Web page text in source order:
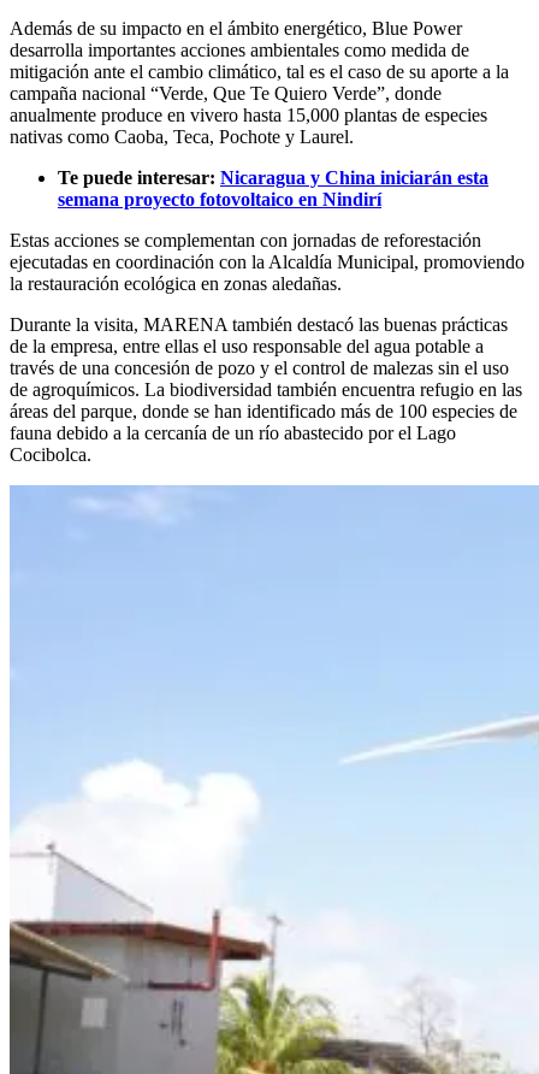
Además de su impacto en el ámbito energético, Blue Power
desarrolla importantes acciones ambientales como medida de
mitigación ante el cambio climático, tal es el caso de su aporte a la
campaña nacional “Verde, Que Te Quiero Verde”, donde
anualmente produce en vivero hasta 15,000 plantas de especies
nativas como Caoba, Teca, Pochote y Laurel.
Te puede interesar: Nicaragua y China iniciarán esta
semana proyecto fotovoltaico en Nindirí
Estas acciones se complementan con jornadas de reforestación
ejecutadas en coordinación con la Alcaldía Municipal, promoviendo
la restauración ecológica en zonas aledañas.
Durante la visita, MARENA también destacó las buenas prácticas
de la empresa, entre ellas el uso responsable del agua potable a
través de una concesión de pozo y el control de malezas sin el uso
de agroquímicos. La biodiversidad también encuentra refugio en las
áreas del parque, donde se han identificado más de 100 especies de
fauna debido a la cercanía de un río abastecido por el Lago
Cocibolca.